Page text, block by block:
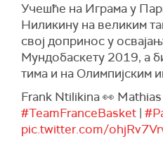
Учешће на Играма у
Ниликину на великим
свој допринос у
Мундобаскету 2019, а
тима и на Олимпијским
Frank Ntilikina 👀
#TeamFranceBasket |
pic.twitter.com/